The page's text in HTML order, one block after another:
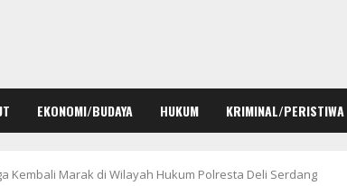
EKONOMI/BUDAYA HUKUM KRIMINAL/PERISTIWA
Kembali Marak di Wilayah Hukum Polresta Deli Serdang